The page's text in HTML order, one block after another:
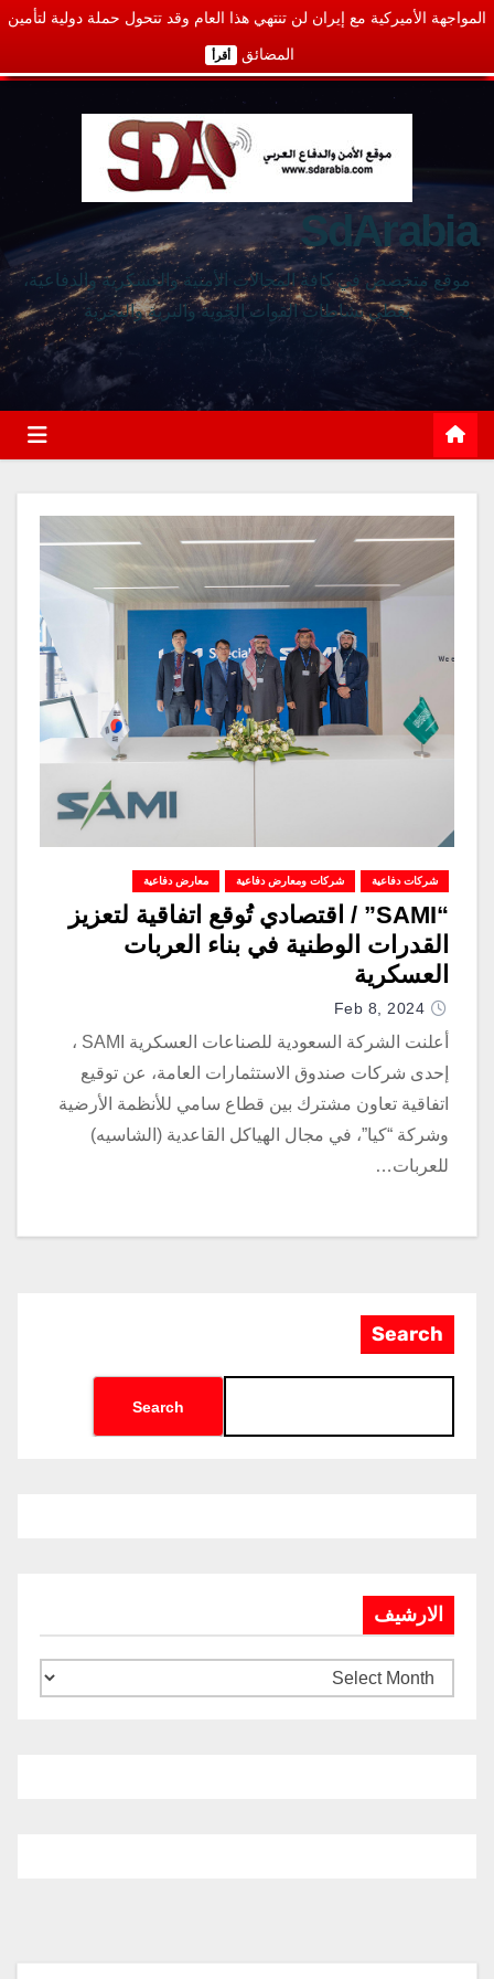
المواجهة الأميركية مع إيران لن تنتهي هذا العام وقد تتحول حملة دولية لتأمين
المضائق أقرأ
SdArabia
موقع متخصص في كافة المجالات الأمنية والعسكرية والدفاعية،
يغطي نشاطات القوات الجوية والبرية والبحرية
شركات دفاعية شركات ومعارض دفاعية معارض دفاعية
“SAMI” / اقتصادي تُوقع اتفاقية لتعزيز
القدرات الوطنية في بناء العربات
العسكرية
Feb 8, 2024
أعلنت الشركة السعودية للصناعات العسكرية SAMI ،
إحدى شركات صندوق الاستثمارات العامة، عن توقيع
اتفاقية تعاون مشترك بين قطاع سامي للأنظمة الأرضية
وشركة “كيا”، في مجال الهياكل القاعدية (الشاسيه)
للعربات…
Search
Search
الارشيف